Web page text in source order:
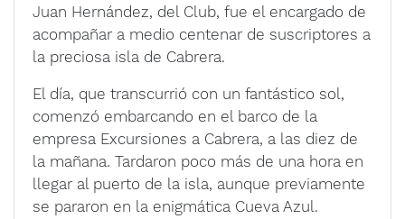
Juan Hernández, del Club, fue el encargado de
acompañar a medio centenar de suscriptores a
la preciosa isla de Cabrera.
El día, que transcurrió con un fantástico sol,
comenzó embarcando en el barco de la
empresa Excursiones a Cabrera, a las diez de
la mañana. Tardaron poco más de una hora en
llegar al puerto de la isla, aunque previamente
se pararon en la enigmática Cueva Azul.